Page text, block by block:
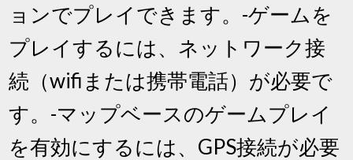
ョンでプレイできます。-ゲームを
プレイするには、ネットワーク接
続（wifiまたは携帯電話）が必要で
す。-マップベースのゲームプレイ
を有効にするには、GPS接続が必要